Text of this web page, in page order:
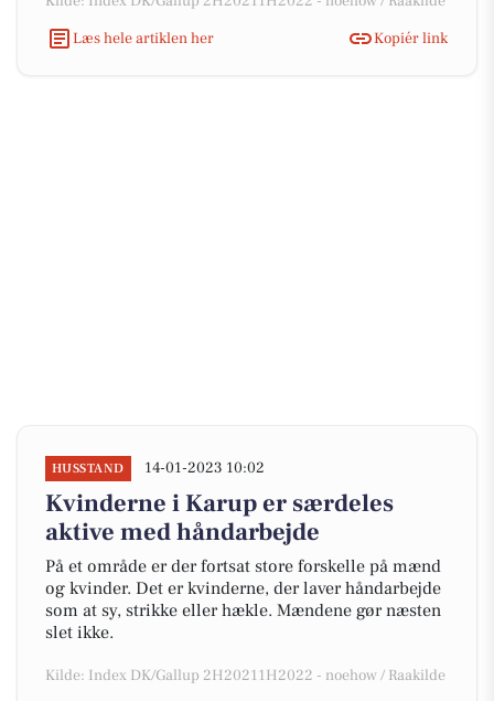
Læs hele artiklen her
Kopiér link
HUSSTAND 14-01-2023 10:02
Kvinderne i Karup er særdeles
aktive med håndarbejde
På et område er der fortsat store forskelle på mænd
og kvinder. Det er kvinderne, der laver håndarbejde
som at sy, strikke eller hækle. Mændene gør næsten
slet ikke.
Kilde: Index DK/Gallup 2H20211H2022 - noehow / Raakilde